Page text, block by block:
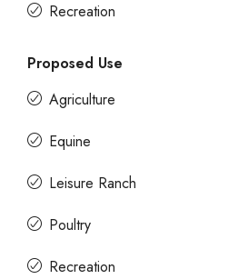
Recreation
Proposed Use
Agriculture
Equine
Leisure Ranch
Poultry
Recreation